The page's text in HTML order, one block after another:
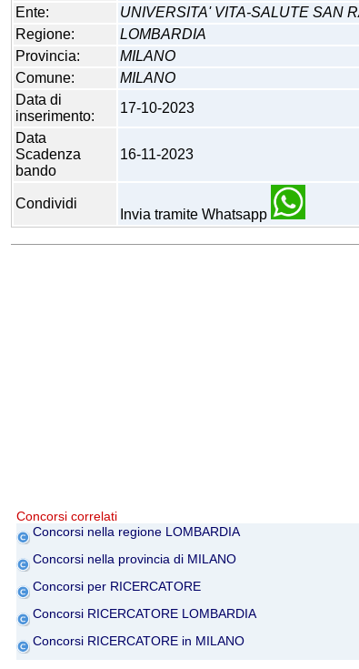
Ente:
UNIVERSITA' VITA-SALUTE SAN
Regione:
LOMBARDIA
Provincia:
MILANO
Comune:
MILANO
Data di
inserimento:
17-10-2023
Data
Scadenza
bando
16-11-2023
Condividi
Invia tramite Whatsapp
Concorsi correlati
Concorsi nella regione LOMBARDIA
Concorsi nella provincia di MILANO
Concorsi per RICERCATORE
Concorsi RICERCATORE LOMBARDIA
Concorsi RICERCATORE in MILANO